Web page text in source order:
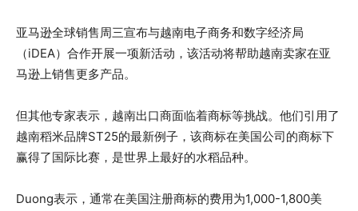
亚马逊全球销售周三宣布与越南电子商务和数字经济局
（iDEA）合作开展一项新活动，该活动将帮助越南卖家在亚
马逊上销售更多产品。
但其他专家表示，越南出口商面临着商标等挑战。他们引用了
越南稻米品牌ST25的最新例子，该商标在美国公司的商标下
赢得了国际比赛，是世界上最好的水稻品种。
Duong表示，通常在美国注册商标的费用为1,000-1,800美